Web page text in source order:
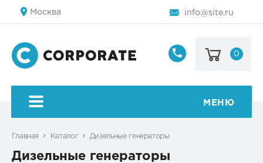
Москва info@site.ru
8
123-
0
МЕНЮ
Главная Каталог Дизельные генераторы
Дизельные генераторы